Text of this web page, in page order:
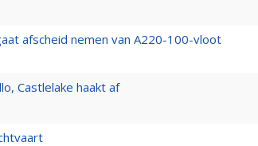
afscheid nemen van A220-100-vloot
Castlelake haakt af